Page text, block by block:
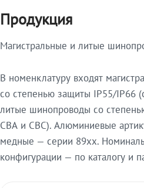
Продукция
Магистральные и литые
В номенклатуру входят
со степенью защиты IP55/IP66
литые шинопроводы со
СВА и СВС). Алюминиевые
медные — серии 89xx.
конфигурации — по каталогу и